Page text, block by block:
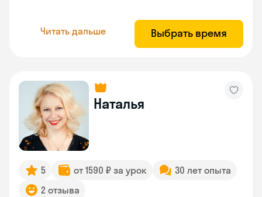
Читать дальше Выбрать время
Наталья
5 от 1590 ₽ за урок
30 лет опыта
2 отзыва